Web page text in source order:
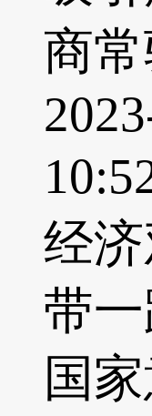
商
经
带
国